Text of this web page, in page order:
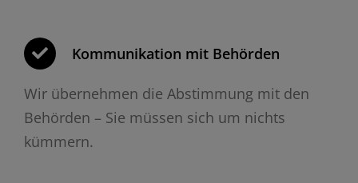
Kommunikation mit Behörden
Wir übernehmen die Abstimmung mit den
Behörden – Sie müssen sich um nichts
kümmern.